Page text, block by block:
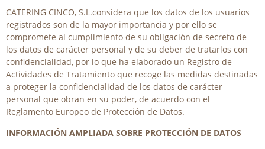
CATERING CINCO, S.L.considera que los datos de los usuarios
registrados son de la mayor importancia y por ello se
compromete al cumplimiento de su obligación de secreto de
los datos de carácter personal y de su deber de tratarlos con
confidencialidad, por lo que ha elaborado un Registro de
Actividades de Tratamiento que recoge las medidas destinadas
a proteger la confidencialidad de los datos de carácter
personal que obran en su poder, de acuerdo con el
Reglamento Europeo de Protección de Datos.
INFORMACIÓN AMPLIADA SOBRE PROTECCIÓN DE DATOS